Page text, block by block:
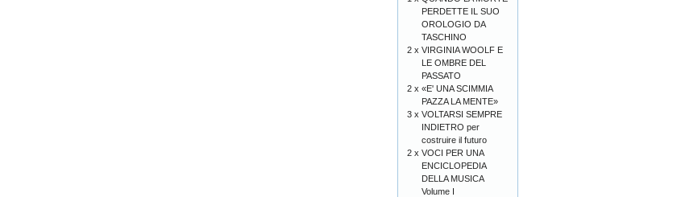
PERDETTE IL SUO
OROLOGIO DA
TASCHINO
2 x VIRGINIA WOOLF E
LE OMBRE DEL
PASSATO
2 x «E' UNA SCIMMIA
PAZZA LA MENTE»
3 x VOLTARSI SEMPRE
INDIETRO per
costruire il futuro
2 x VOCI PER UNA
ENCICLOPEDIA
DELLA MUSICA
Volume I